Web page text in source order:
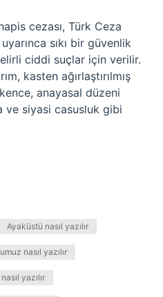
cezası, Türk Ceza
sıkı bir güvenlik
ciddi suçlar için verilir.
kasten ağırlaştırılmış
anayasal düzeni
ve siyasi casusluk gibi
Ayaküstü nasıl yazılır
nasıl yazılır
yazılır